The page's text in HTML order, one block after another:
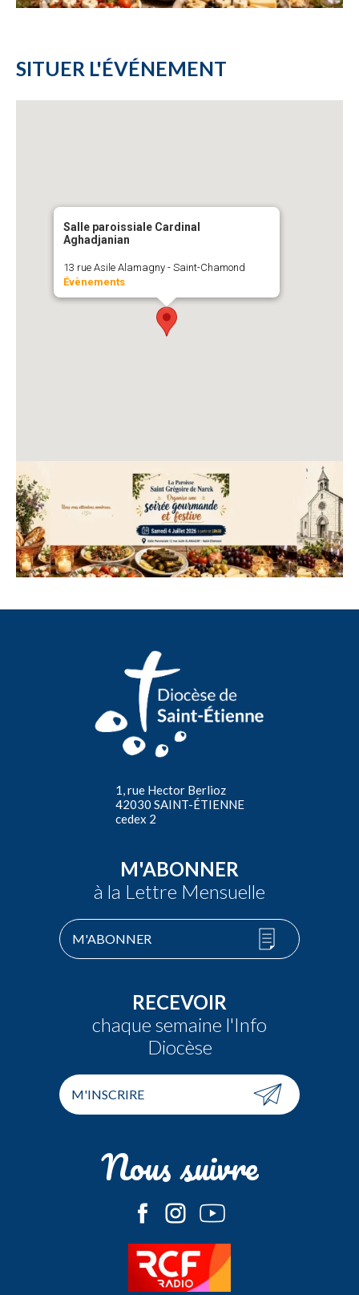
SITUER L'ÉVÉNEMENT
Salle paroissiale Cardinal
Aghadjanian
13 rue Asile Alamagny - Saint-Chamond
Évènements
1, rue Hector Berlioz
42030 SAINT-ÉTIENNE
cedex 2
M'ABONNER
à la Lettre Mensuelle
M'ABONNER
RECEVOIR
chaque semaine l'Info
Diocèse
M'INSCRIRE
Nous suivre